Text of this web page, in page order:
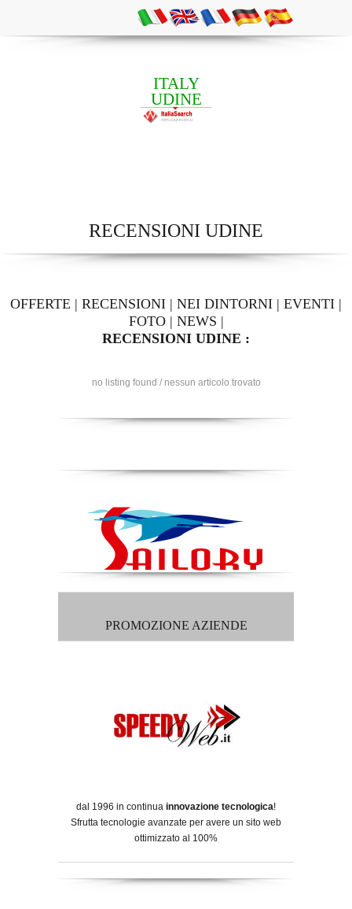
ITALY
UDINE
RECENSIONI UDINE
OFFERTE | RECENSIONI | NEI DINTORNI | EVENTI |
FOTO| NEWS |
RECENSIONI UDINE :
no listing found / nessun articolo trovato
PROMOZIONE AZIENDE
dal 1996 in continua innovazione tecnologica!
Sfrutta tecnologie avanzate per avere un sito web
ottimizzato al 100%